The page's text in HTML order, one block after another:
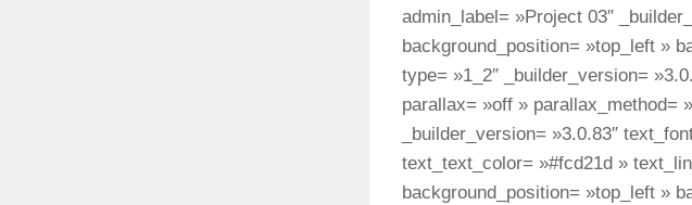
admin_label= »Project 03″
background_position= »top_left »
type= »1_2″ _builder_version=
parallax= »off » parallax_method=
_builder_version= »3.0.83″
text_text_color= »#fcd21d »
background_position= »top_left »